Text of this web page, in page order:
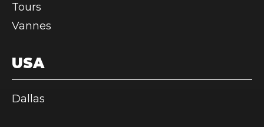
Tours
Vannes
USA
Dallas